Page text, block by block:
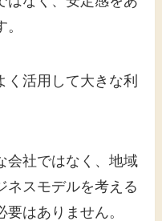
く活用して大きな利
会社ではなく、地域
ネスモデルを考える
はありません。